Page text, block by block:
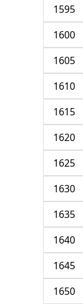
1595
1600
1605
1610
1615
1620
1625
1630
1635
1640
1645
1650